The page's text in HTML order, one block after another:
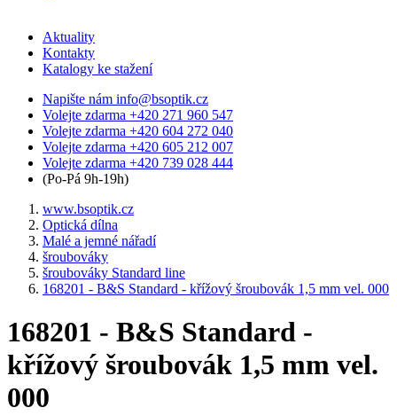
Aktuality
Kontakty
Katalogy ke stažení
Napište nám info@bsoptik.cz
Volejte zdarma +420 271 960 547
Volejte zdarma +420 604 272 040
Volejte zdarma +420 605 212 007
Volejte zdarma +420 739 028 444
(Po-Pá 9h-19h)
www.bsoptik.cz
Optická dílna
Malé a jemné nářadí
šroubováky
šroubováky Standard line
168201 - B&S Standard - křížový šroubovák 1,5 mm vel. 000
168201 - B&S Standard -
křížový šroubovák 1,5 mm vel.
000